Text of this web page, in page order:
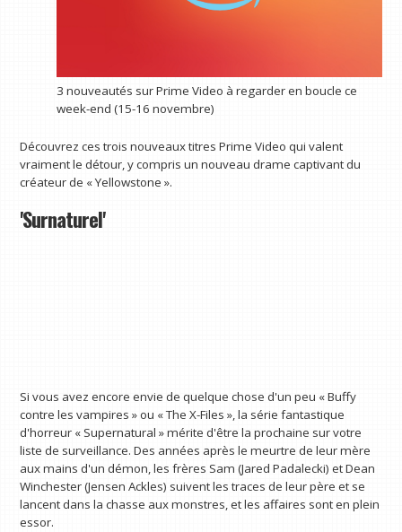
3 nouveautés sur Prime Video à regarder en boucle ce
week-end (15-16 novembre)
Découvrez ces trois nouveaux titres Prime Video qui valent
vraiment le détour, y compris un nouveau drame captivant du
créateur de « Yellowstone ».
'Surnaturel'
Si vous avez encore envie de quelque chose d'un peu « Buffy
contre les vampires » ou « The X-Files », la série fantastique
d'horreur « Supernatural » mérite d'être la prochaine sur votre
liste de surveillance. Des années après le meurtre de leur mère
aux mains d'un démon, les frères Sam (Jared Padalecki) et Dean
Winchester (Jensen Ackles) suivent les traces de leur père et se
lancent dans la chasse aux monstres, et les affaires sont en plein
essor.